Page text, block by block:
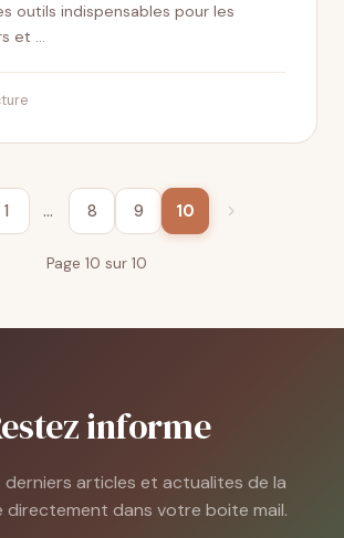
outils indispensables pour les
et …
1 … 8 9 10
Page 10 sur 10
informe
derniers articles et actualites de la
directement dans votre boite mail.